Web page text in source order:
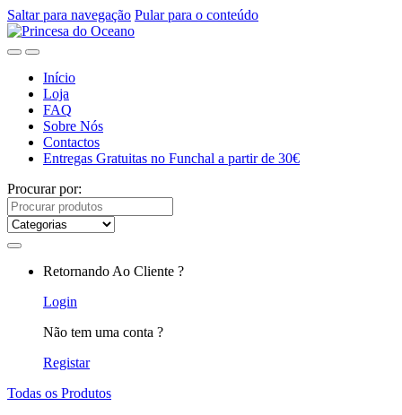
Saltar para navegação Pular para o conteúdo
Início
Loja
FAQ
Sobre Nós
Contactos
Entregas Gratuitas no Funchal a partir de 30€
Procurar por:
Retornando Ao Cliente ?
Login
Não tem uma conta ?
Registar
Todas os Produtos